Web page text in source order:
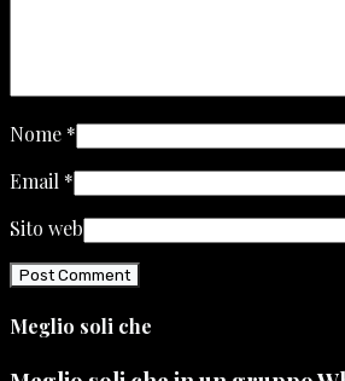
Nome *
Email *
Sito web
Meglio soli che